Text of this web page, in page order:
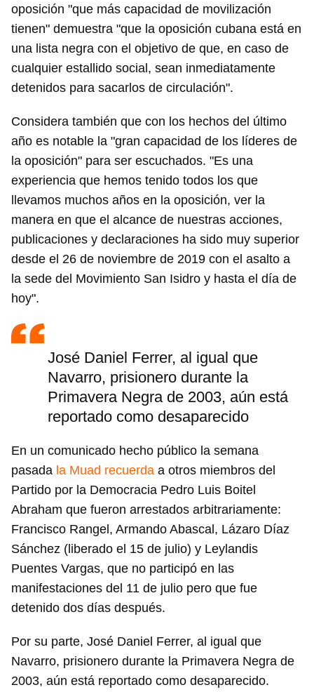
Para poder guardar como favorito, primero has de
iniciar sesión con tu cuenta de 14ymedio.
INICIAR SESIÓN CANCELAR
oposición "que más capacidad de movilización
tienen" demuestra "que la oposición cubana está en
una lista negra con el objetivo de que, en caso de
cualquier estallido social, sean inmediatamente
detenidos para sacarlos de circulación".
Considera también que con los hechos del último
año es notable la "gran capacidad de los líderes de
la oposición" para ser escuchados. "Es una
experiencia que hemos tenido todos los que
llevamos muchos años en la oposición, ver la
manera en que el alcance de nuestras acciones,
publicaciones y declaraciones ha sido muy superior
desde el 26 de noviembre de 2019 con el asalto a
la sede del Movimiento San Isidro y hasta el día de
hoy".
José Daniel Ferrer, al igual que
Navarro, prisionero durante la
Primavera Negra de 2003, aún está
reportado como desaparecido
En un comunicado hecho público la semana
pasada la Muad recuerda a otros miembros del
Partido por la Democracia Pedro Luis Boitel
Abraham que fueron arrestados arbitrariamente:
Francisco Rangel, Armando Abascal, Lázaro Díaz
Sánchez (liberado el 15 de julio) y Leylandis
Puentes Vargas, que no participó en las
manifestaciones del 11 de julio pero que fue
detenido dos días después.
Por su parte, José Daniel Ferrer, al igual que
Navarro, prisionero durante la Primavera Negra de
2003, aún está reportado como desaparecido.